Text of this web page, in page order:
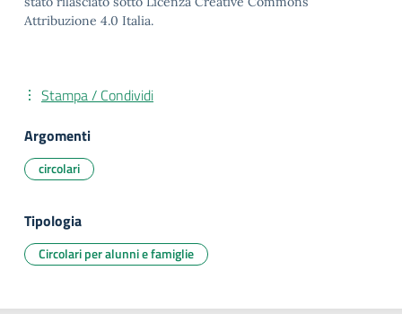
Attribuzione 4.0 Italia.
Stampa / Condividi
Argomenti
circolari
Tipologia
Circolari per alunni e famiglie